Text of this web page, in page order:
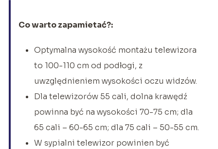
Co warto zapamietać?:
Optymalna wysokość montażu telewizora
to 100-110 cm od podłogi, z
uwzględnieniem wysokości oczu widzów.
Dla telewizorów 55 cali, dolna krawędź
powinna być na wysokości 70-75 cm; dla
65 cali – 60-65 cm; dla 75 cali – 50-55 cm.
W sypialni telewizor powinien być